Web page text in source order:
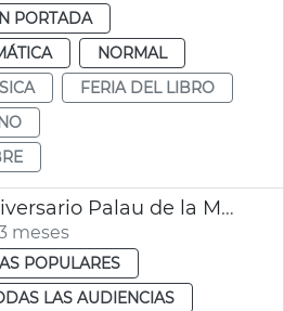
PORTADA
NORMAL
FERIA DEL LIBRO
Concierto 39 aniversario Palau de la Música de València
meses
POPULARES
LAS AUDIENCIAS